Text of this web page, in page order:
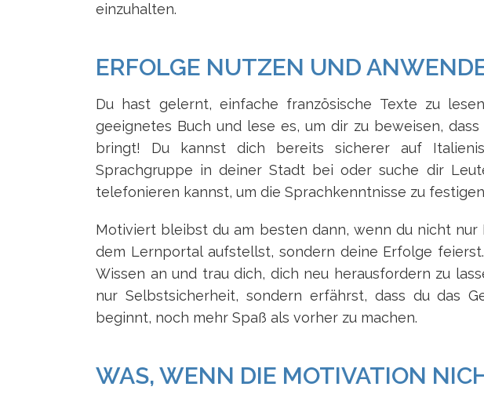
einzuhalten.
ERFOLGE NUTZEN UND
Du hast gelernt, einfache französische Texte zu
geeignetes Buch und lese es, um dir zu beweisen,
bringt! Du kannst dich bereits sicherer auf
Sprachgruppe in deiner Stadt bei oder suche dir
telefonieren kannst, um die Sprachkenntnisse zu
Motiviert bleibst du am besten dann, wenn du nicht
dem Lernportal aufstellst, sondern deine Erfolge
Wissen an und trau dich, dich neu herausfordern zu
nur Selbstsicherheit, sondern erfährst, dass du das
beginnt, noch mehr Spaß als vorher zu machen.
WAS, WENN DIE MOTIVATION